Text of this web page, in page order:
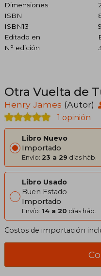
Dimensiones
ISBN
ISBN13
Editado en
N° edición
3
Otra Vuelta de
Henry James (Autor)
1 opinión
Libro Nuevo
Importado
Envío: 23 a 29 días háb.
Libro Usado
Buen Estado
Importado
Envío: 14 a 20 días háb.
Costos de importación